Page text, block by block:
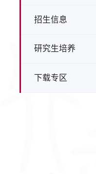
招生信息
研究生培养
下载专区